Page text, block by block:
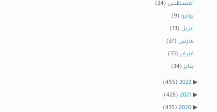
أغسطس (24)
يونيو (9)
أبريل (13)
مارس (37)
فبراير(33)
يناير(34)
2022
(455)
2021
(428)
2020
(435)